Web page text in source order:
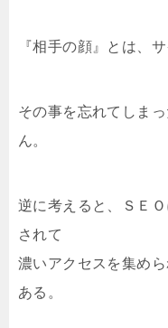
『相手の顔』とは、
その事を忘れてしま
ん。
逆に考えると、ＳＥ
されて
濃いアクセスを集め
ある。